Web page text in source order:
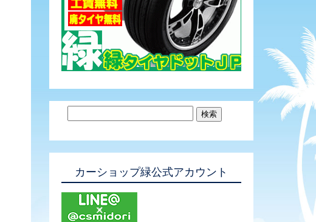
カーショップ緑公式アカウント